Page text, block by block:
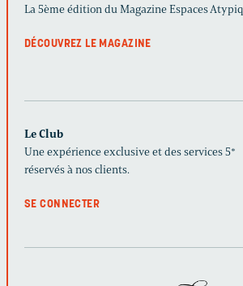
La 5ème édition du Magazine Espaces
DÉCOUVREZ LE MAGAZINE
Le Club
Une expérience exclusive et des services 5*
réservés à nos clients.
SE CONNECTER